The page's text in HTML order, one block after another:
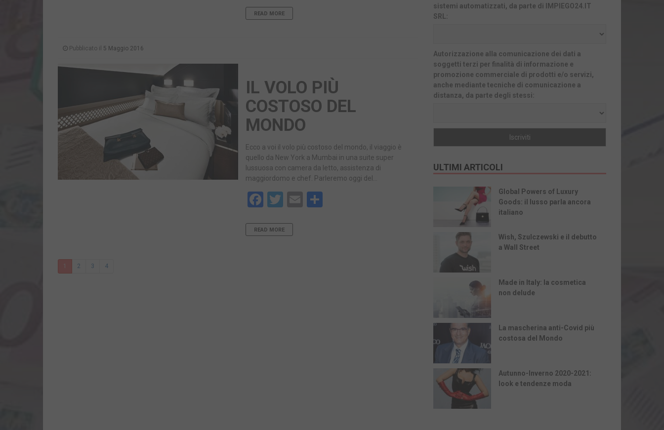
READ MORE
Pubblicato il 5 Maggio 2016
IL VOLO PIÙ
COSTOSO DEL
MONDO
Ecco a voi il volo più costoso del mondo, il viaggio è
quello da New York a Mumbai in una suite super
lussuosa con camera da letto, assistenza di
maggiordomo e chef. Parleremo oggi del…
Facebook
TwitterEmail
READ MORE
1 2 3 4
sistemi automatizzati, da parte di IMPIEGO24.IT
SRL:
Autorizzazione alla comunicazione dei dati a
soggetti terzi per finalità di informazione e
promozione commerciale di prodotti e/o servizi,
anche mediante tecniche di comunicazione a
distanza, da parte degli stessi:
ULTIMI ARTICOLI
Global Powers of Luxury
Goods: il lusso parla ancora
italiano
Wish, Szulczewski e il debutto
a Wall Street
Made in Italy: la cosmetica
non delude
La mascherina anti-Covid più
costosa del Mondo
Autunno-Inverno 2020-2021:
look e tendenze moda